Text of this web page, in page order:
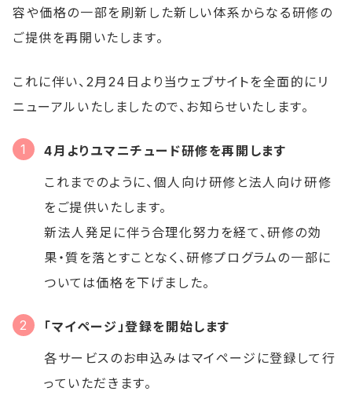
容や価格の一部を刷新した新しい体系からなる研修の
ご提供を再開いたします。
これに伴い、2月24日より当ウェブサイトを全面的にリ
ニューアルいたしましたので、お知らせいたします。
4月よりユマニチュード研修を再開します
これまでのように、個人向け研修と法人向け研修
をご提供いたします。
新法人発足に伴う合理化努力を経て、研修の効
果・質を落とすことなく、研修プログラムの一部に
ついては価格を下げました。
「マイページ」登録を開始します
各サービスのお申込みはマイページに登録して行
っていただきます。